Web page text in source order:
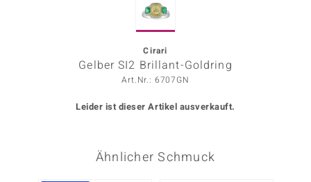
Cirari
Gelber SI2 Brillant-Goldring
Art.Nr.: 6707GN
Leider ist dieser Artikel ausverkauft.
Ähnlicher Schmuck